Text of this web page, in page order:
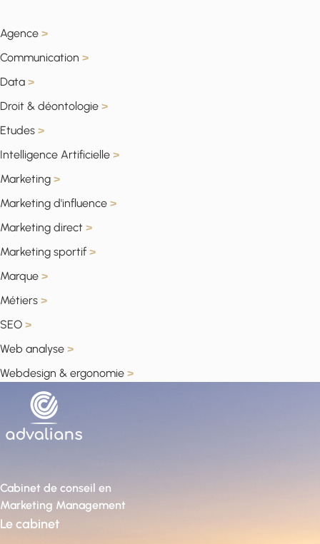
Agence >
Communication >
Data >
Droit & déontologie >
Etudes >
Intelligence Artificielle >
Marketing >
Marketing d'influence >
Marketing direct >
Marketing sportif >
Marque >
Métiers >
SEO >
Web analyse >
Webdesign & ergonomie >
Cabinet de conseil en
Marketing Management
Le cabinet